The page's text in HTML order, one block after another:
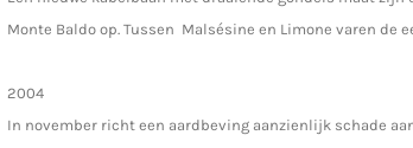
Monte Baldo op. Tussen Malsésine en Limone varen de
2004
In november richt een aardbeving aanzienlijk schade